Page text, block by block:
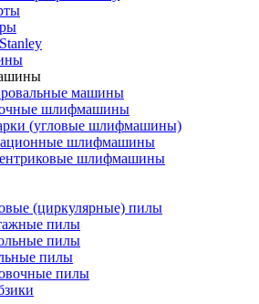
машины
шлифмашины
(угловые шлифмашины)
шлифмашины
шлифмашины
(циркулярные) пилы
пилы
пилы
пилы
пилы